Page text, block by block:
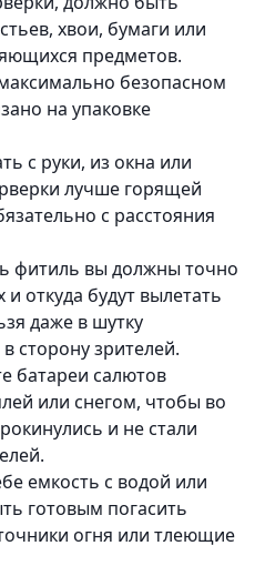
хвои, бумаги или
предметов.
безопасном
на упаковке
с руки, из окна или
лучше горящей
с расстояния
фитиль вы должны точно
и откуда будут вылетать
даже в шутку
сторону зрителей.
батареи салютов
или снегом, чтобы во
и не стали
емкость с водой или
готовым погасить
огня или тлеющие